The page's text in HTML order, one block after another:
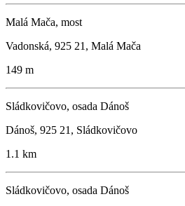
Malá Mača, most
Vadonská, 925 21, Malá Mača
149 m
Sládkovičovo, osada Dánoš
Dánoš, 925 21, Sládkovičovo
1.1 km
Sládkovičovo, osada Dánoš